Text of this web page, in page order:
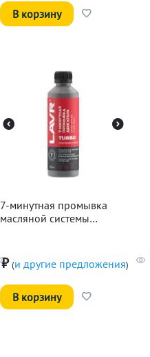
В корзину
7-минутная промывка
масляной системы
₽ (и другие предложения)
В корзину